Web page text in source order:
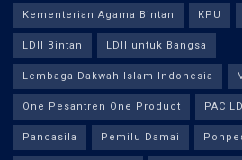
Kementerian Agama Bintan KPU
LDII Bintan LDII untuk Bangsa
Lembaga Dakwah Islam Indonesia
One Pesantren One Product PAC
Pancasila Pemilu Damai